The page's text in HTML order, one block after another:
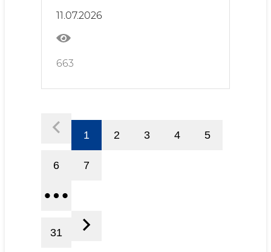
11.07.2026
663
1 2 3 4 5
6 7
31